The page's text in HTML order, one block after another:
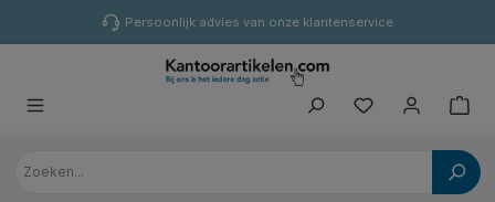
Persoonlijk advies van onze klantenservice